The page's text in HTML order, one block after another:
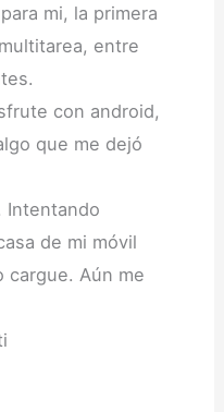
mi, la primera
entre
con android,
que me dejó
Intentando
de mi móvil
cargue. Aún me